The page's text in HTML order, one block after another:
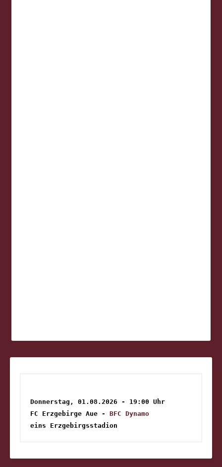
Donnerstag, 01.08.2026 - 19:00 Uhr
FC Erzgebirge Aue - BFC Dynamo
eins Erzgebirgsstadion